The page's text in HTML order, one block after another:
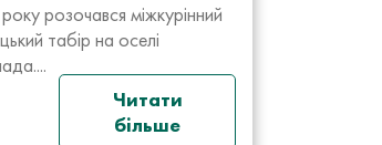
розочався міжкурінний
табір на оселі
Читати
більше